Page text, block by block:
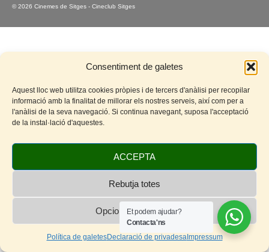
Consentiment de galetes
Aquest lloc web utilitza cookies pròpies i de tercers d'anàlisi per recopilar
informació amb la finalitat de millorar els nostres serveis, així com per a
l'anàlisi de la seva navegació. Si continua navegant, suposa l'acceptació
de la instal·lació d'aquestes.
ACCEPTA
Rebutja totes
Opcions de cookies
Política de galetesDeclaració de privadesaImpressum
© 2026 Cinemes de Sitges - Cineclub Sitges
Et podem ajudar?
Contacta'ns